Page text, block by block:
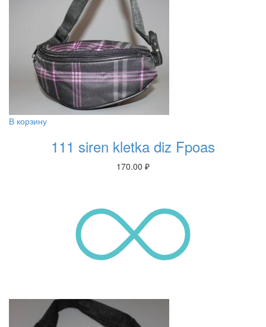
В корзину
111 siren kletka diz Fpoas
170.00 ₽